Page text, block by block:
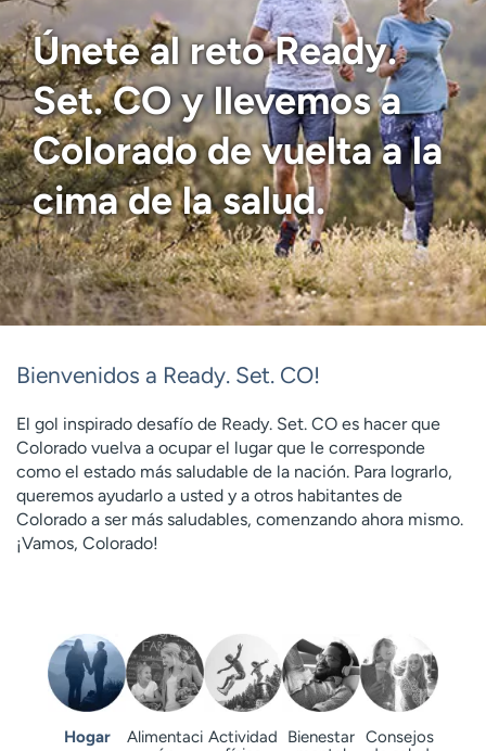
Ready. Set. CO.
Ensayos clínicos
Empleados
Profesionales
Atención a medios de
comunicación
Asistencia financiera
Contáctenos Noticias e historias
A
y
ú
d
a
m
e
c
o
n
t
r
a
Únete al reto Ready.
Set. CO y llevemos a
Colorado de vuelta a la
cima de la salud.
Bienvenidos a Ready. Set. CO!
El gol inspirado desafío de Ready. Set. CO es hacer que
Colorado vuelva a ocupar el lugar que le corresponde
como el estado más saludable de la nación. Para lograrlo,
queremos ayudarlo a usted y a otros habitantes de
Colorado a ser más saludables, comenzando ahora mismo.
¡Vamos, Colorado!
Hogar
Alimentaci Actividad
Bienestar Consejos